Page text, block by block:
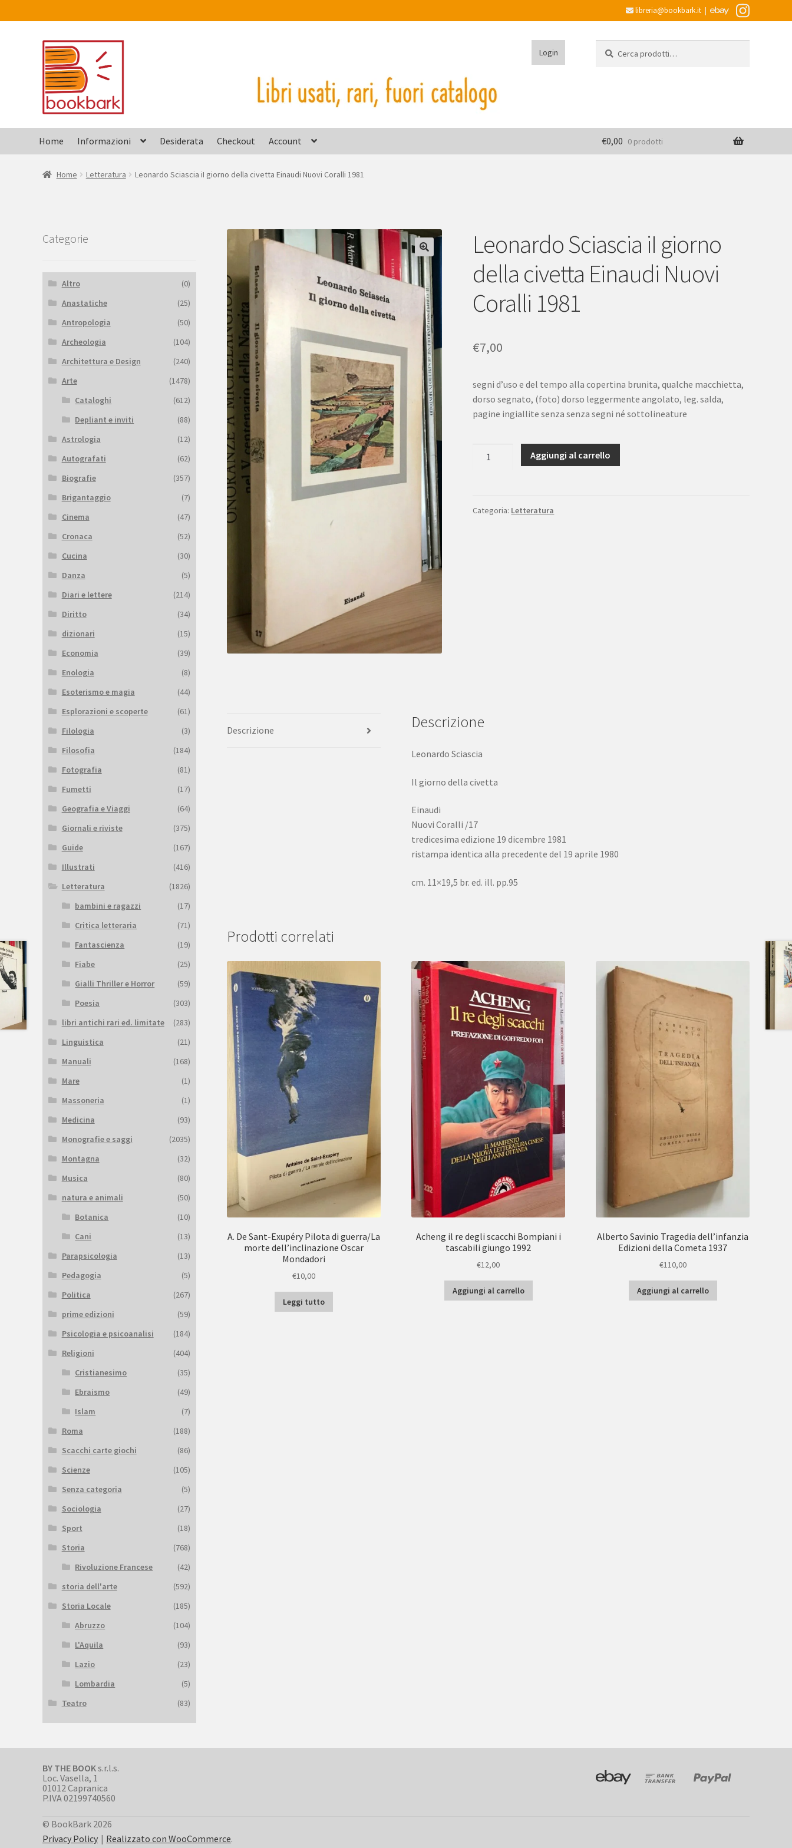
libreria@bookbark.it|
Vai
alla
navigazione
Vai
al
contenuto
Login
Home Informazioni Desiderata Checkout Account €0,00 0 prodotti
Home Letteratura Leonardo Sciascia iI giorno della civetta Einaudi Nuovi Coralli 1981
Leonardo Sciascia iI giorno
della civetta Einaudi Nuovi
Coralli 1981
€7,00
segni d’uso e del tempo alla copertina brunita, qualche macchietta,
dorso segnato, (foto) dorso leggermente angolato, leg. salda,
pagine ingiallite senza senza segni né sottolineature
della
Aggiungi al carrello
Categoria: Letteratura
Descrizione Descrizione
Leonardo Sciascia
Il giorno della civetta
Einaudi
Nuovi Coralli /17
tredicesima edizione 19 dicembre 1981
ristampa identica alla precedente del 19 aprile 1980
cm. 11×19,5 br. ed. ill. pp.95
Prodotti correlati
A. De Sant-Exupéry Pilota di guerra/La
morte dell’inclinazione Oscar
Mondadori
€10,00
Leggi tutto
Acheng il re degli scacchi Bompiani i
tascabili giungo 1992
€12,00
Aggiungi al carrello
Alberto Savinio Tragedia dell’infanzia
Edizioni della Cometa 1937
€110,00
Aggiungi al carrello
Categorie
Altro
(0)
Anastatiche
(25)
Antropologia
(50)
Archeologia
(104)
Architettura e Design
(240)
Arte
(1478)
Cataloghi
(612)
Depliant e inviti
(88)
Astrologia
(12)
Autografati
(62)
Biografie
(357)
Brigantaggio
(7)
Cinema
(47)
Cronaca
(52)
Cucina
(30)
Danza
(5)
Diari e lettere
(214)
Diritto
(34)
dizionari
(15)
Economia
(39)
Enologia
(8)
Esoterismo e magia
(44)
Esplorazioni e scoperte
(61)
Filologia
(3)
Filosofia
(184)
Fotografia
(81)
Fumetti
(17)
Geografia e Viaggi
(64)
Giornali e riviste
(375)
Guide
(167)
Illustrati
(416)
Letteratura
(1826)
bambini e ragazzi
(17)
Critica letteraria
(71)
Fantascienza
(19)
Fiabe
(25)
Gialli Thriller e Horror
(59)
Poesia
(303)
libri antichi rari ed. limitate
(283)
Linguistica
(21)
Manuali
(168)
Mare
(1)
Massoneria
(1)
Medicina
(93)
Monografie e saggi
(2035)
Montagna
(32)
Musica
(80)
natura e animali
(50)
Botanica
(10)
Cani
(13)
Parapsicologia
(13)
Pedagogia
(5)
Politica
(267)
prime edizioni
(59)
Psicologia e psicoanalisi
(184)
Religioni
(404)
Cristianesimo
(35)
Ebraismo
(49)
Islam
(7)
Roma
(188)
Scacchi carte giochi
(86)
Scienze
(105)
Senza categoria
(5)
Sociologia
(27)
Sport
(18)
Storia
(768)
Rivoluzione Francese
(42)
storia dell'arte
(592)
Storia Locale
(185)
Abruzzo
(104)
L'Aquila
(93)
Lazio
(23)
Lombardia
(5)
Teatro
(83)
BY THE BOOKs.r.l.s.
Loc. Vasella, 1
01012 Capranica
P.IVA 02199740560
© BookBark 2026
Privacy Policy
Realizzato con WooCommerce.